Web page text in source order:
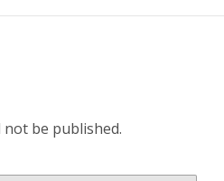
not be published.